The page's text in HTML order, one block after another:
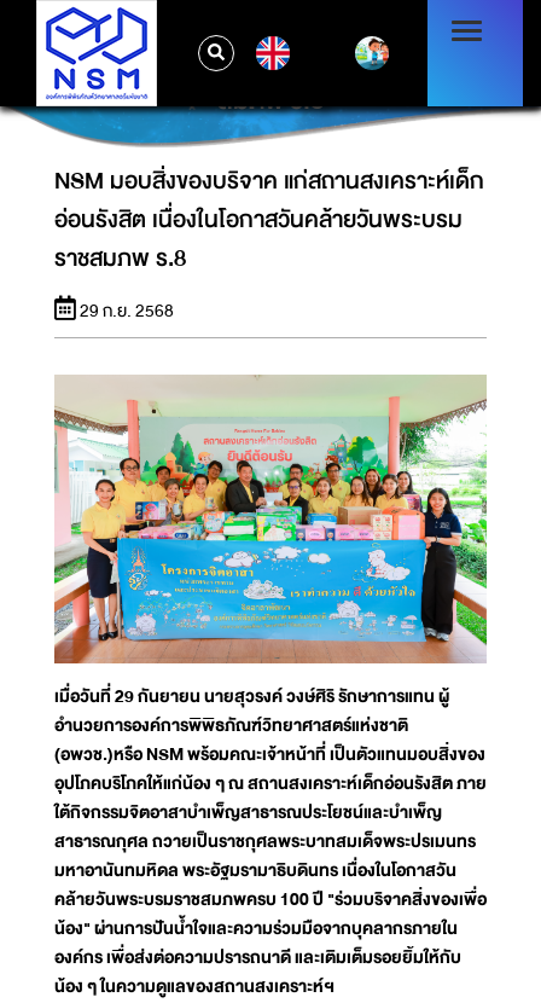
NSM มอบสิ่งของบริจาค แก่สถานสงเคราะห์เด็ก
อ่อนรังสิต เนื่องในโอกาสวันคล้ายวันพระบรมราช
สมภพ ร.8
NSM มอบสิ่งของบริจาค แก่สถานสงเคราะห์เด็ก
อ่อนรังสิต เนื่องในโอกาสวันคล้ายวันพระบรม
ราชสมภพ ร.8
29 ก.ย. 2568
เมื่อวันที่ 29 กันยายน นายสุวรงค์ วงษ์ศิริ รักษาการแทน ผู้
อำนวยการองค์การพิพิธภัณฑ์วิทยาศาสตร์แห่งชาติ
(อพวช.)หรือ NSM พร้อมคณะเจ้าหน้าที่ เป็นตัวแทนมอบสิ่งของ
อุปโภคบริโภคให้แก่น้อง ๆ ณ สถานสงเคราะห์เด็กอ่อนรังสิต ภาย
ใต้กิจกรรมจิตอาสาบำเพ็ญสาธารณประโยชน์และบำเพ็ญ
สาธารณกุศล ถวายเป็นราชกุศลพระบาทสมเด็จพระปรเมนทร
มหาอานันทมหิดล พระอัฐมรามาธิบดินทร เนื่องในโอกาสวัน
คล้ายวันพระบรมราชสมภพครบ 100 ปี "ร่วมบริจาคสิ่งของเพื่อ
น้อง" ผ่านการปันน้ำใจและความร่วมมือจากบุคลากรภายใน
องค์กร เพื่อส่งต่อความปรารถนาดี และเติมเต็มรอยยิ้มให้กับ
น้อง ๆ ในความดูแลของสถานสงเคราะห์ฯ